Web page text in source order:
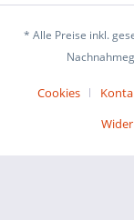
* Alle Preise inkl.
Cookies